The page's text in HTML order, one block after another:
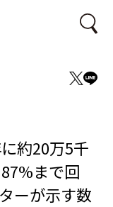
約20万5千
まで回
ーが示す数